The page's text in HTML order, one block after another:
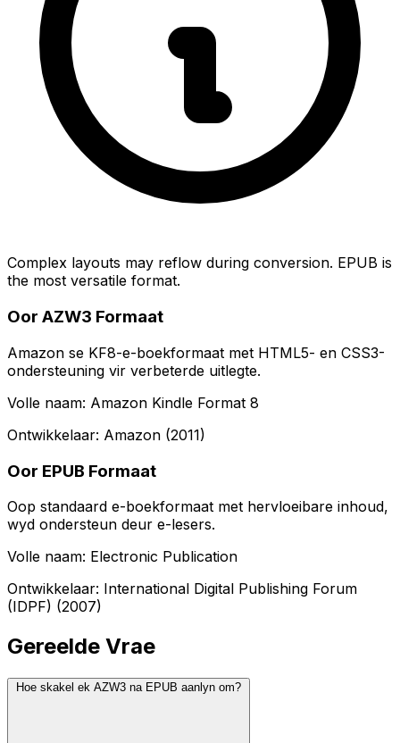
Complex layouts may reflow during conversion. EPUB is
the most versatile format.
Oor AZW3 Formaat
Amazon se KF8-e-boekformaat met HTML5- en CSS3-
ondersteuning vir verbeterde uitlegte.
Volle naam: Amazon Kindle Format 8
Ontwikkelaar: Amazon (2011)
Oor EPUB Formaat
Oop standaard e-boekformaat met hervloeibare inhoud,
wyd ondersteun deur e-lesers.
Volle naam: Electronic Publication
Ontwikkelaar: International Digital Publishing Forum
(IDPF) (2007)
Gereelde Vrae
Hoe skakel ek AZW3 na EPUB aanlyn om?